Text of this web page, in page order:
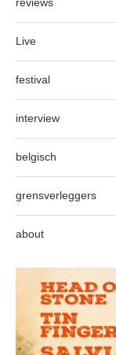
Live
festival
interview
belgisch
grensverleggers
about